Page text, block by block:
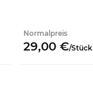
Normalpreis
29,00 €/Stück